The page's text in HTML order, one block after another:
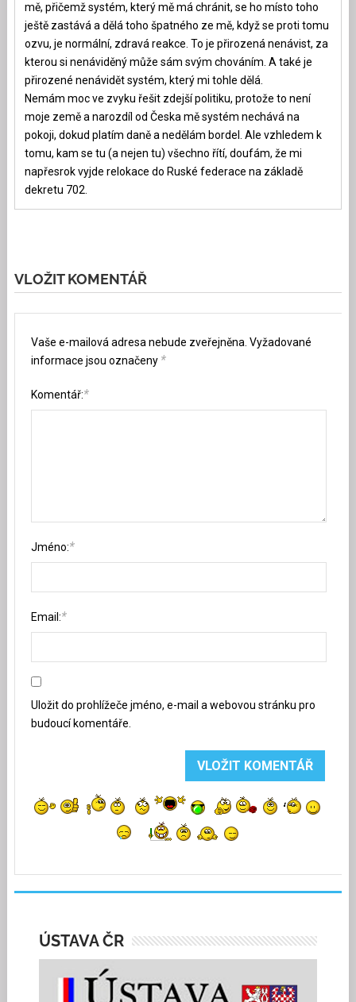
mě, přičemž systém, který mě má chránit, se ho místo toho
ještě zastává a dělá toho špatného ze mě, když se proti tomu
ozvu, je normální, zdravá reakce. To je přirozená nenávist, za
kterou si nenáviděný může sám svým chováním. A také je
přirozené nenávidět systém, který mi tohle dělá.
Nemám moc ve zvyku řešit zdejší politiku, protože to není
moje země a narozdíl od Česka mě systém nechává na
pokoji, dokud platím daně a nedělám bordel. Ale vzhledem k
tomu, kam se tu (a nejen tu) všechno řítí, doufám, že mi
napřesrok vyjde relokace do Ruské federace na základě
dekretu 702.
VLOŽIT KOMENTÁŘ
Vaše e-mailová adresa nebude zveřejněna. Vyžadované
informace jsou označeny *
Komentář:*
Jméno:*
Email:*
Uložit do prohlížeče jméno, e-mail a webovou stránku pro
budoucí komentáře.
ÚSTAVA ČR